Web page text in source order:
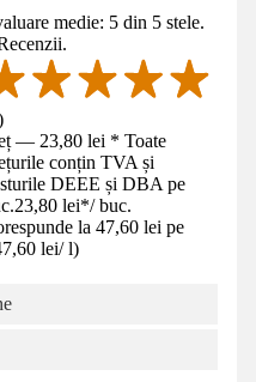
medie: 5 din 5 stele.
— 23,80 lei * Toate
conțin TVA și
DEEE și DBA pe
23,80 lei*/ buc.
la 47,60 lei pe
lei/ l)